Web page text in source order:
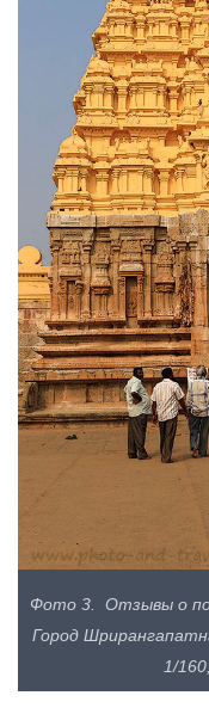
Фото 3. Отзывы о
Город
1/